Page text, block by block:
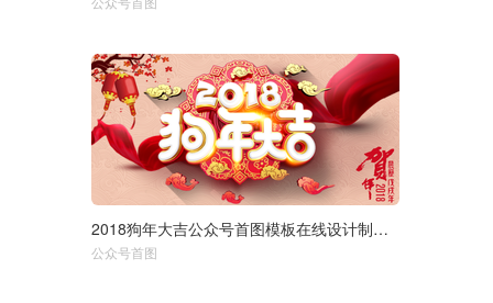
选择尺寸： 1920px 950px 2018狗年大吉公众号首图模板在线设计制作生成二维码模板图片
公众号首图